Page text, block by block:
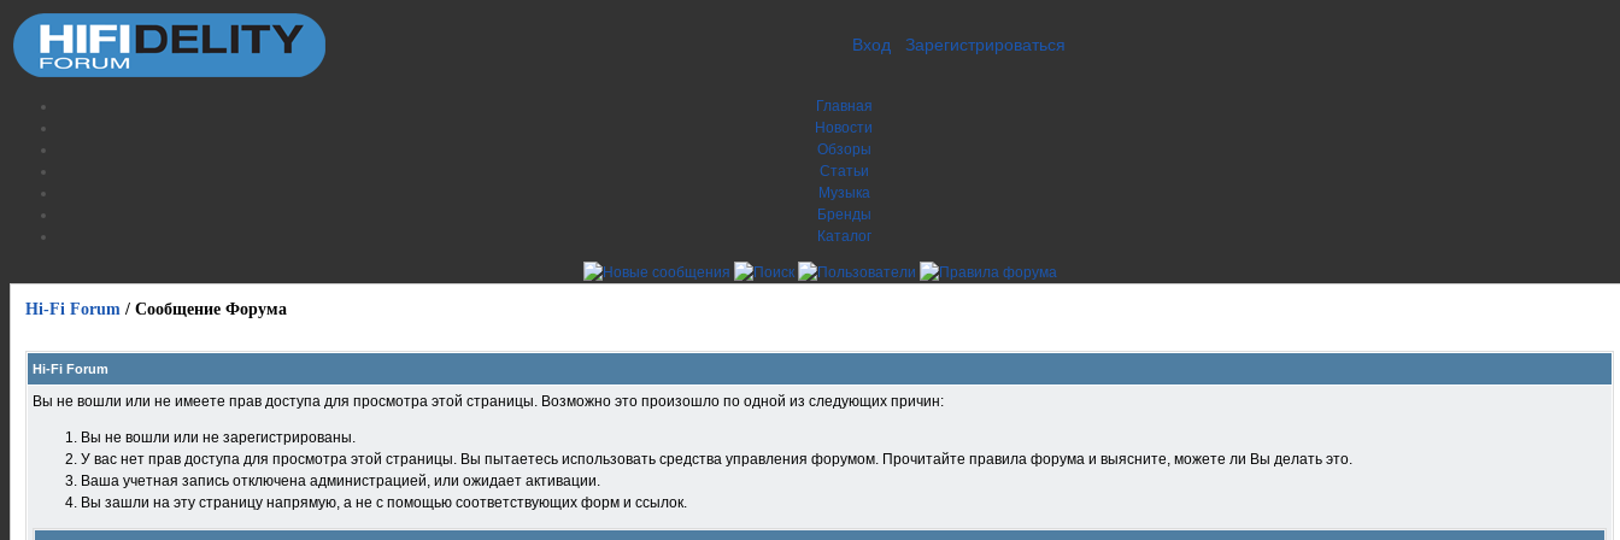
Вход Зарегистрироваться
Главная
Новости
Обзоры
Статьи
Музыка
Бренды
Каталог
Hi-Fi Forum / Сообщение Форума
Hi-Fi Forum
Вы не вошли или не имеете прав доступа для просмотра этой страницы. Возможно это произошло по одной из следующих причин:
Вы не вошли или не зарегистрированы.
У вас нет прав доступа для просмотра этой страницы. Вы пытаетесь использовать средства управления форумом. Прочитайте правила форума и выясните, можете ли Вы делать это.
Ваша учетная запись отключена администрацией, или ожидает активации.
Вы зашли на эту страницу напрямую, а не с помощью соответствующих форм и ссылок.